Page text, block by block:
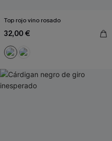
Top rojo vino rosado
32,00 €